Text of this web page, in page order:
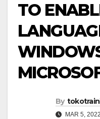
TO
By
MAR 5, 2022